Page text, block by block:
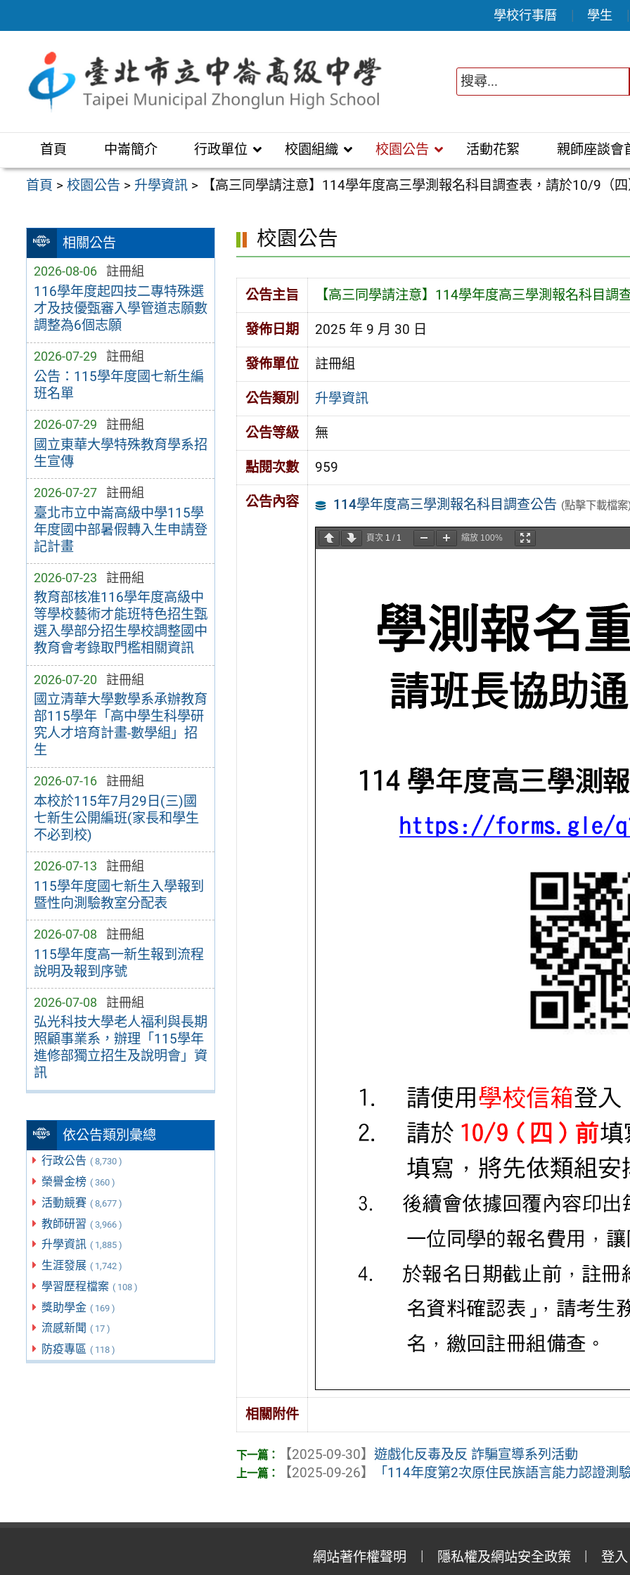
至
區
學校行事曆 學生
首頁 中崙簡介 行政單位 校園組織 校園公告 活動花絮 親師座談會
首頁 >校園公告 > 升學資訊 > 【高三同學請注意】114學年度高三學測報名科目調查表，請於10/9（
相關公告
2026-08-06 註冊組
116學年度起四技二專特殊選
才及技優甄審入學管道志願數
調整為6個志願
2026-07-29 註冊組
公告：115學年度國七新生編
班名單
2026-07-29 註冊組
國立東華大學特殊教育學系招
生宣傳
2026-07-27 註冊組
臺北市立中崙高級中學115學
年度國中部暑假轉入生申請登
記計畫
2026-07-23 註冊組
教育部核准116學年度高級中
等學校藝術才能班特色招生甄
選入學部分招生學校調整國中
教育會考錄取門檻相關資訊
2026-07-20 註冊組
國立清華大學數學系承辦教育
部115學年「高中學生科學研
究人才培育計畫-數學組」招
生
2026-07-16 註冊組
本校於115年7月29日(三)國
七新生公開編班(家長和學生
不必到校)
2026-07-13 註冊組
115學年度國七新生入學報到
暨性向測驗教室分配表
2026-07-08 註冊組
115學年度高一新生報到流程
說明及報到序號
2026-07-08 註冊組
弘光科技大學老人福利與長期
照顧事業系，辦理「115學年
進修部獨立招生及說明會」資
訊
依公告類別彙總
行政公告 ( 8,730 )
榮譽金榜 ( 360 )
活動競賽 ( 8,677 )
教師研習 ( 3,966 )
升學資訊 ( 1,885 )
生涯發展 ( 1,742 )
學習歷程檔案 ( 108 )
獎助學金 ( 169 )
流感新聞 ( 17 )
防疫專區 ( 118 )
校園公告
公告主旨 【高三同學請注意】114學年度高三學測報名科目
發佈日期 2025 年 9 月 30 日
發佈單位 註冊組
公告類別 升學資訊
公告等級 無
點閱次數 959
公告內容 114學年度高三學測報名科目調查公告 (點擊下載檔案
頁次 1 / 1 縮放 100%
相關附件
【2025-09-30】遊戲化反毒及反 詐騙宣導系列活動
【2025-09-26】
「114年度第2次原住民族語言能力認證測
網站著作權聲明 隱私權及網站安全政策 登入